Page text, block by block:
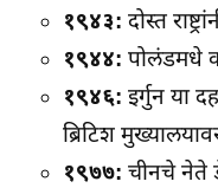
१९४३: दोस्त
१९४४: पोलंडमधे
१९४६: इर्गुन या
ब्रिटिश
१९७७: चीनचे नेते